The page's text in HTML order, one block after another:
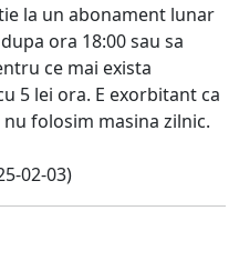
la un abonament lunar
ora 18:00 sau sa
ce mai exista
5 lei ora. E exorbitant ca
folosim masina zilnic.
02-03)